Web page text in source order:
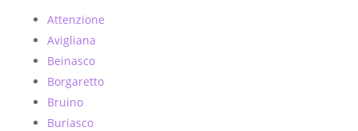
Attenzione
Avigliana
Beinasco
Borgaretto
Bruino
Buriasco